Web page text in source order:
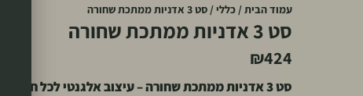
עמוד הבית/כללי/ סט 3 אדניות ממתכת שחורה
סט 3 אדניות ממתכת שחורה
₪424
סט 3 אדניות ממתכת שחורה – עיצוב אלגנטי לכל חלל